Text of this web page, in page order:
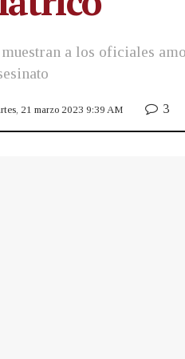
a los oficiales
21 marzo 2023 9:39 AM 3